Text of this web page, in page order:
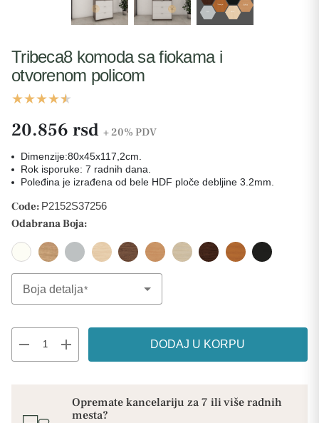
Tribeca8 komoda sa fiokama i
otvorenom policom
20.856 rsd + 20% PDV
Dimenzije:80x45x117,2cm.
Rok isporuke: 7 radnih dana.
Poleđina je izrađena od bele HDF ploče debljine 3.2mm.
Code: P2152S37256
Odabrana Boja:
Boja detalja
Select Option
remove add DODAJ U KORPU
Opremate kancelariju za 7 ili više radnih
mesta?